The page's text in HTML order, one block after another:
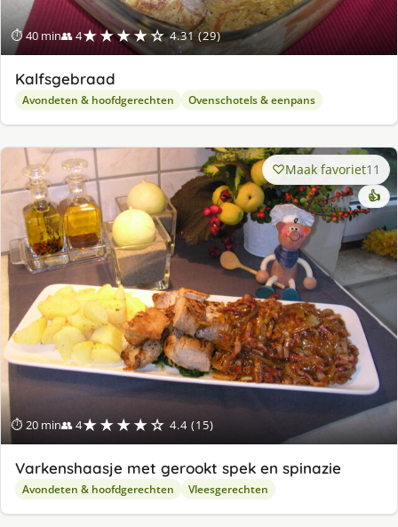
⏱ 40 min👥 4★★★★☆ 4.31 (29)
Kalfsgebraad
Avondeten & hoofdgerechten Ovenschotels & eenpans
⏱ 20 min👥 4★★★★☆ 4.4 (15)
Maak favoriet11
👍
Varkenshaasje met gerookt spek en spinazie
Avondeten & hoofdgerechten Vleesgerechten